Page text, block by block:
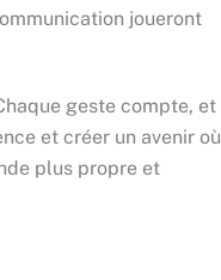
joueront
geste compte, et
et créer un avenir où
plus propre et